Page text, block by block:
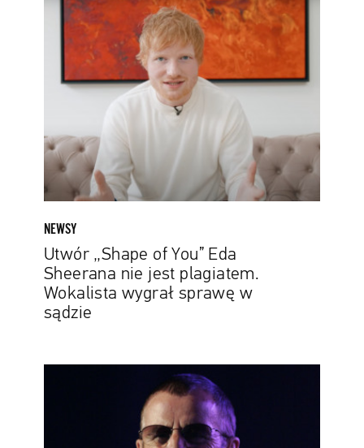
„Shape
jest
plagiatem.
Wokalista
wygrał
sprawę
sądzie
NEWSY
Utwór „Shape of You” Eda
Sheerana nie jest plagiatem.
Wokalista wygrał sprawę w
sądzie